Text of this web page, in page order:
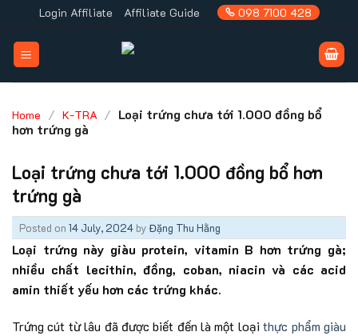
to
content
Login Affiliate Affiliate Guide 098 7100 428
Home / K-TRA / Loại trứng chưa tới 1.000 đồng bổ
hơn trứng gà
Loại trứng chưa tới 1.000 đồng bổ hơn
trứng gà
Posted on 14 July, 2024 byĐặng Thu Hằng
Loại trứng này giàu protein, vitamin B hơn trứng gà;
nhiều chất lecithin, đồng, coban, niacin và các acid
amin thiết yếu hơn các trứng khác.
Trứng cút từ lâu đã được biết đến là một loạithực phẩm giàu